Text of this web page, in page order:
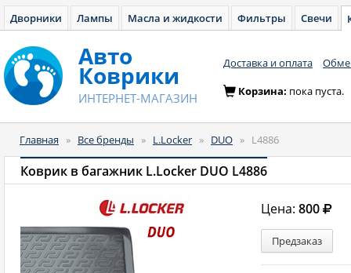
Дворники Лампы Масла и жидкости Фильтры Свечи
Авто
Коврики
ИНТЕРНЕТ-МАГАЗИН
Доставка и оплата
Корзина: пока пуста.
Главная » Все бренды » L.Locker » DUO » L4886
Коврик в багажник L.Locker DUO L4886
Цена:800
Предзаказ